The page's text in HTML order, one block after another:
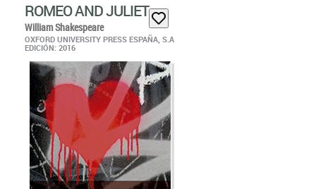
ROMEO AND JULIET
William Shakespeare
OXFORD UNIVERSITY PRESS ESPAÑA, S.A
EDICIÓN: 2016